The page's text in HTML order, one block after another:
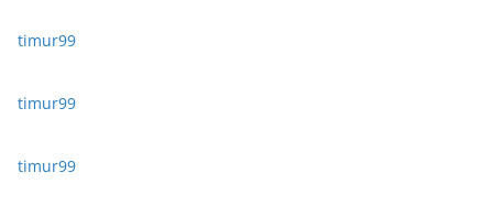
timur99
timur99
timur99